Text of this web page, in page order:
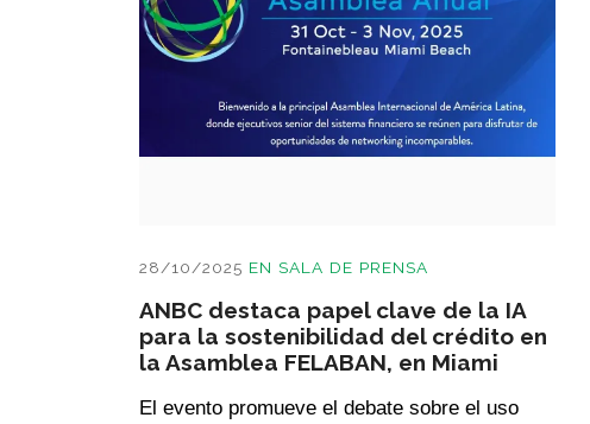
28/10/2025 EN SALA DE PRENSA
ANBC destaca papel clave de la IA
para la sostenibilidad del crédito en
la Asamblea FELABAN, en Miami
El evento promueve el debate sobre el uso